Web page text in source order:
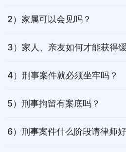
2）家属可以会见吗？
3）家人、亲友如何才能获得
4）刑事案件就必须坐牢吗？
5）刑事拘留有案底吗？
6）刑事案件什么阶段请律师好